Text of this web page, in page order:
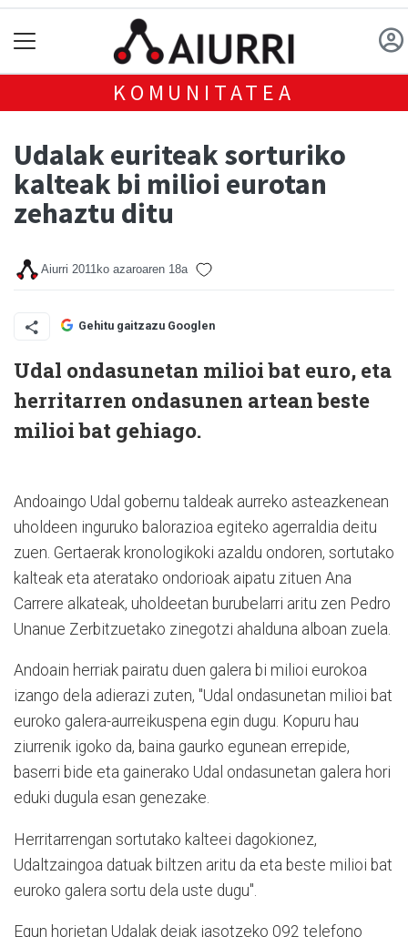
KOMUNITATEA
Udalak euriteak sorturiko
kalteak bi milioi eurotan
zehaztu ditu
Aiurri 2011ko azaroaren 18a
Gehitu gaitzazu Googlen
Udal ondasunetan milioi bat euro, eta
herritarren ondasunen artean beste
milioi bat gehiago.
Andoaingo Udal gobernu taldeak aurreko asteazkenean
uholdeen inguruko balorazioa egiteko agerraldia deitu
zuen. Gertaerak kronologikoki azaldu ondoren, sortutako
kalteak eta ateratako ondorioak aipatu zituen Ana
Carrere alkateak, uholdeetan burubelarri aritu zen Pedro
Unanue Zerbitzuetako zinegotzi ahalduna alboan zuela.
Andoain herriak pairatu duen galera bi milioi eurokoa
izango dela adierazi zuten, "Udal ondasunetan milioi bat
euroko galera-aurreikuspena egin dugu. Kopuru hau
ziurrenik igoko da, baina gaurko egunean errepide,
baserri bide eta gainerako Udal ondasunetan galera hori
eduki dugula esan genezake.
Herritarrengan sortutako kalteei dagokionez,
Udaltzaingoa datuak biltzen aritu da eta beste milioi bat
euroko galera sortu dela uste dugu".
Egun horietan Udalak deiak jasotzeko 092 telefono